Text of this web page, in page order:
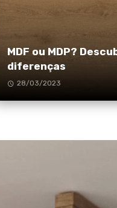
MDF ou MDP?
diferenças
28/03/2023